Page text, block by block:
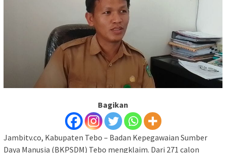
Bagikan
Jambitv.co, Kabupaten Tebo – Badan Kepegawaian Sumber
Daya Manusia (BKPSDM) Tebo mengklaim. Dari 271 calon